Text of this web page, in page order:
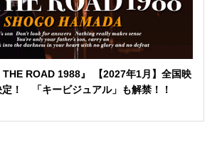
ROAD 1988』 【2027年1月】全国映
！ 「キービジュアル」も解禁！！